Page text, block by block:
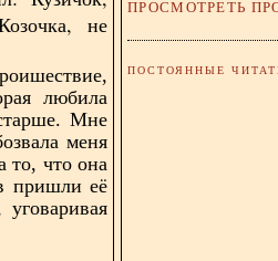
не
любила
Мне
меня
то, что она
пришли её
ПРОСМОТРЕТЬ
ПОСТОЯННЫЕ